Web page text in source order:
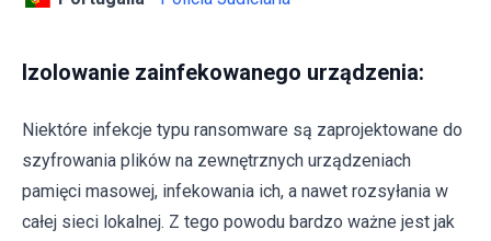
Izolowanie zainfekowanego urządzenia:
Niektóre infekcje typu ransomware są zaprojektowane do
szyfrowania plików na zewnętrznych urządzeniach
pamięci masowej, infekowania ich, a nawet rozsyłania w
całej sieci lokalnej. Z tego powodu bardzo ważne jest jak